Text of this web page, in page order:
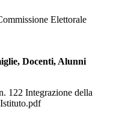
Elettorale
Docenti, Alunni
122 Integrazione della